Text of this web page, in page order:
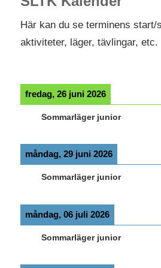
Här kan du se terminens start/
aktiviteter, läger, tävlingar, etc.
fredag, 26 juni 2026
Sommarläger junior
måndag, 29 juni 2026
Sommarläger junior
måndag, 06 juli 2026
Sommarläger junior